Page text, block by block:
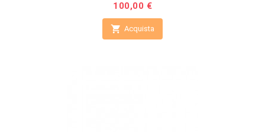
Prezzo
100,00 €
 Acquista